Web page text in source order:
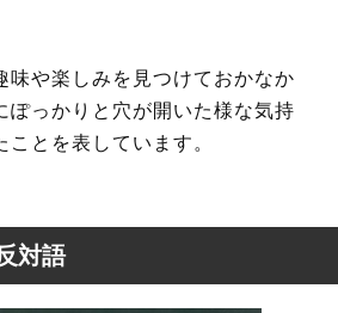
味や楽しみを見つけておかなか
ぽっかりと穴が開いた様な気持
とを表しています。
対語